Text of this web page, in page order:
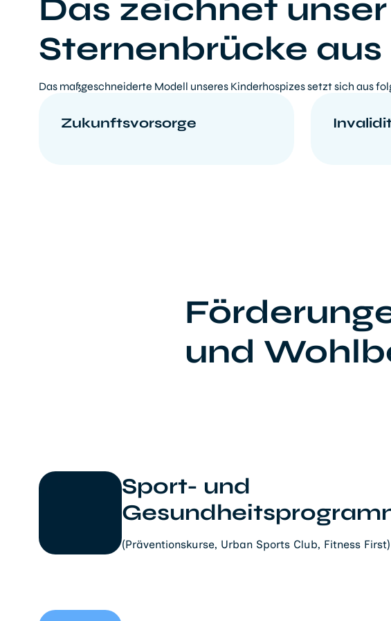
Das zeichnet
Sternenbrücke aus
Das maßgeschneiderte Modell unseres Kinderhospizes setzt sich aus
Zukunftsvorsorge
und
Sport- und
(Präventionskurse, Urban Sports Club, Fitness First)